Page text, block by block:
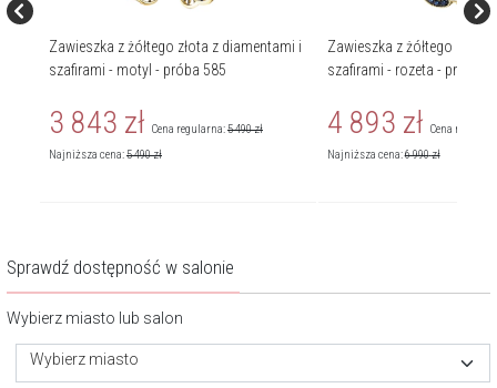
Zawieszka z żółtego złota z diamentami i
szafirami - motyl - próba 585
3 843 zł Cena regularna:5 490zł
Najniższa cena:5 490zł
Zawieszka z żółtego złota
szafirami - rozeta - próba
4 893 zł Cena
Najniższa cena:6 990zł
Sprawdź dostępność w salonie
Wybierz miasto lub salon
Wybierz miasto